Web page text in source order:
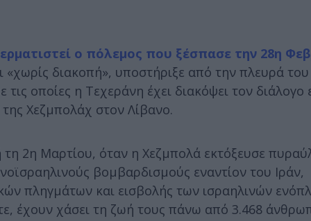
ο πόλεμος που ξέσπασε την 28η
«χωρίς διακοπή», υποστήριξε από την πλευρά
οποίες η Τεχεράνη έχει διακόψει τον διάλογο
Χεζμπολάχ στον Λίβανο.
2η Μαρτίου, όταν η Χεζμπολά εκτόξευσε
βομβαρδισμούς εναντίον του Ιράν,
πληγμάτων και εισβολής των ισραηλινών
έχουν χάσει τη ζωή τους πάνω από 3.468